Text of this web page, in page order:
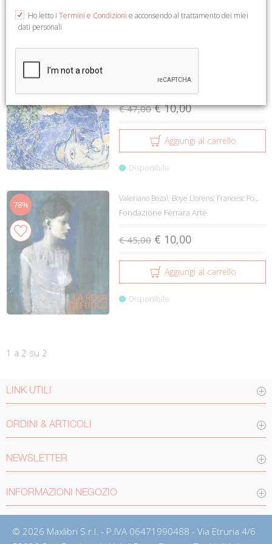
79%
Chagall. Aimè Maeght e i ...
Fondazione Ferrara Arte
€ 47,00 € 10,00
Aggiungi al carrello
Disponibile
78%
Valeriano Bozal; Boye Llorens; Francesc Fo...
Fondazione Ferrara Arte
€ 45,00 € 10,00
Aggiungi al carrello
Disponibile
1 a 2 su 2
LINK UTILI
ORDINI & ARTICOLI
NEWSLETTER
INFORMAZIONI NEGOZIO
© 2026 Maxlibri S.r.l. - P.IVA 06471990488 - Via Etruria 4/6
Ho letto i Termini e Condizioni e acconsendo al trattamento dei miei
dati personali